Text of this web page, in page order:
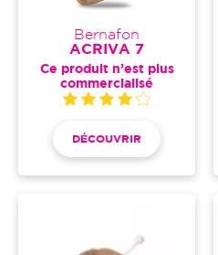
Bernafon
ACRIVA 7
Ce produit n’est plus
commercialisé
DÉCOUVRIR